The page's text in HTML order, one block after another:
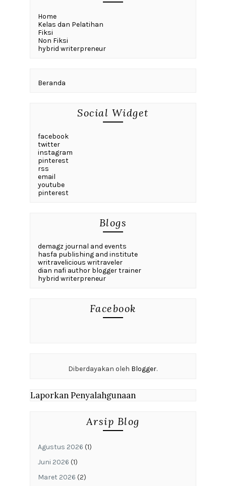
Home
Kelas dan Pelatihan
Fiksi
Non Fiksi
hybrid writerpreneur
Beranda
Social Widget
facebook
twitter
instagram
pinterest
rss
email
youtube
pinterest
Blogs
demagz journal and events
hasfa publishing and institute
writravelicious writraveler
dian nafi author blogger trainer
hybrid writerpreneur
Facebook
Diberdayakan oleh Blogger.
Laporkan Penyalahgunaan
Arsip Blog
Agustus 2026 (1)
Juni 2026 (1)
Maret 2026 (2)